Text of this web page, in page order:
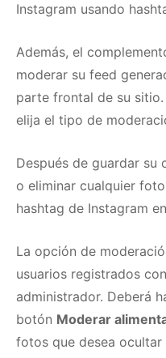
Instagram usando
Además, el
moderar su feed
parte frontal de su sitio.
elija el tipo de
Después de guardar
o eliminar cualquier
hashtag de Instagram
La opción de
usuarios registrados
administrador. Deberá
botón Moderar
fotos que desea ocultar